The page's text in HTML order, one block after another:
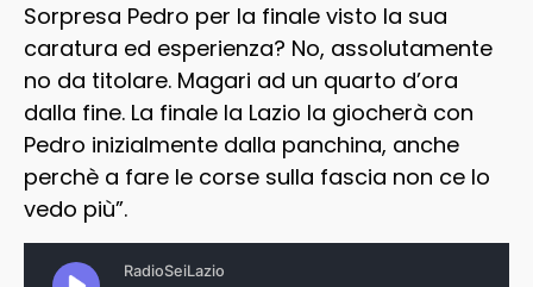
Sorpresa Pedro per la finale visto la sua
caratura ed esperienza? No, assolutamente
no da titolare. Magari ad un quarto d’ora
dalla fine. La finale la Lazio la giocherà con
Pedro inizialmente dalla panchina, anche
perchè a fare le corse sulla fascia non ce lo
vedo più”.